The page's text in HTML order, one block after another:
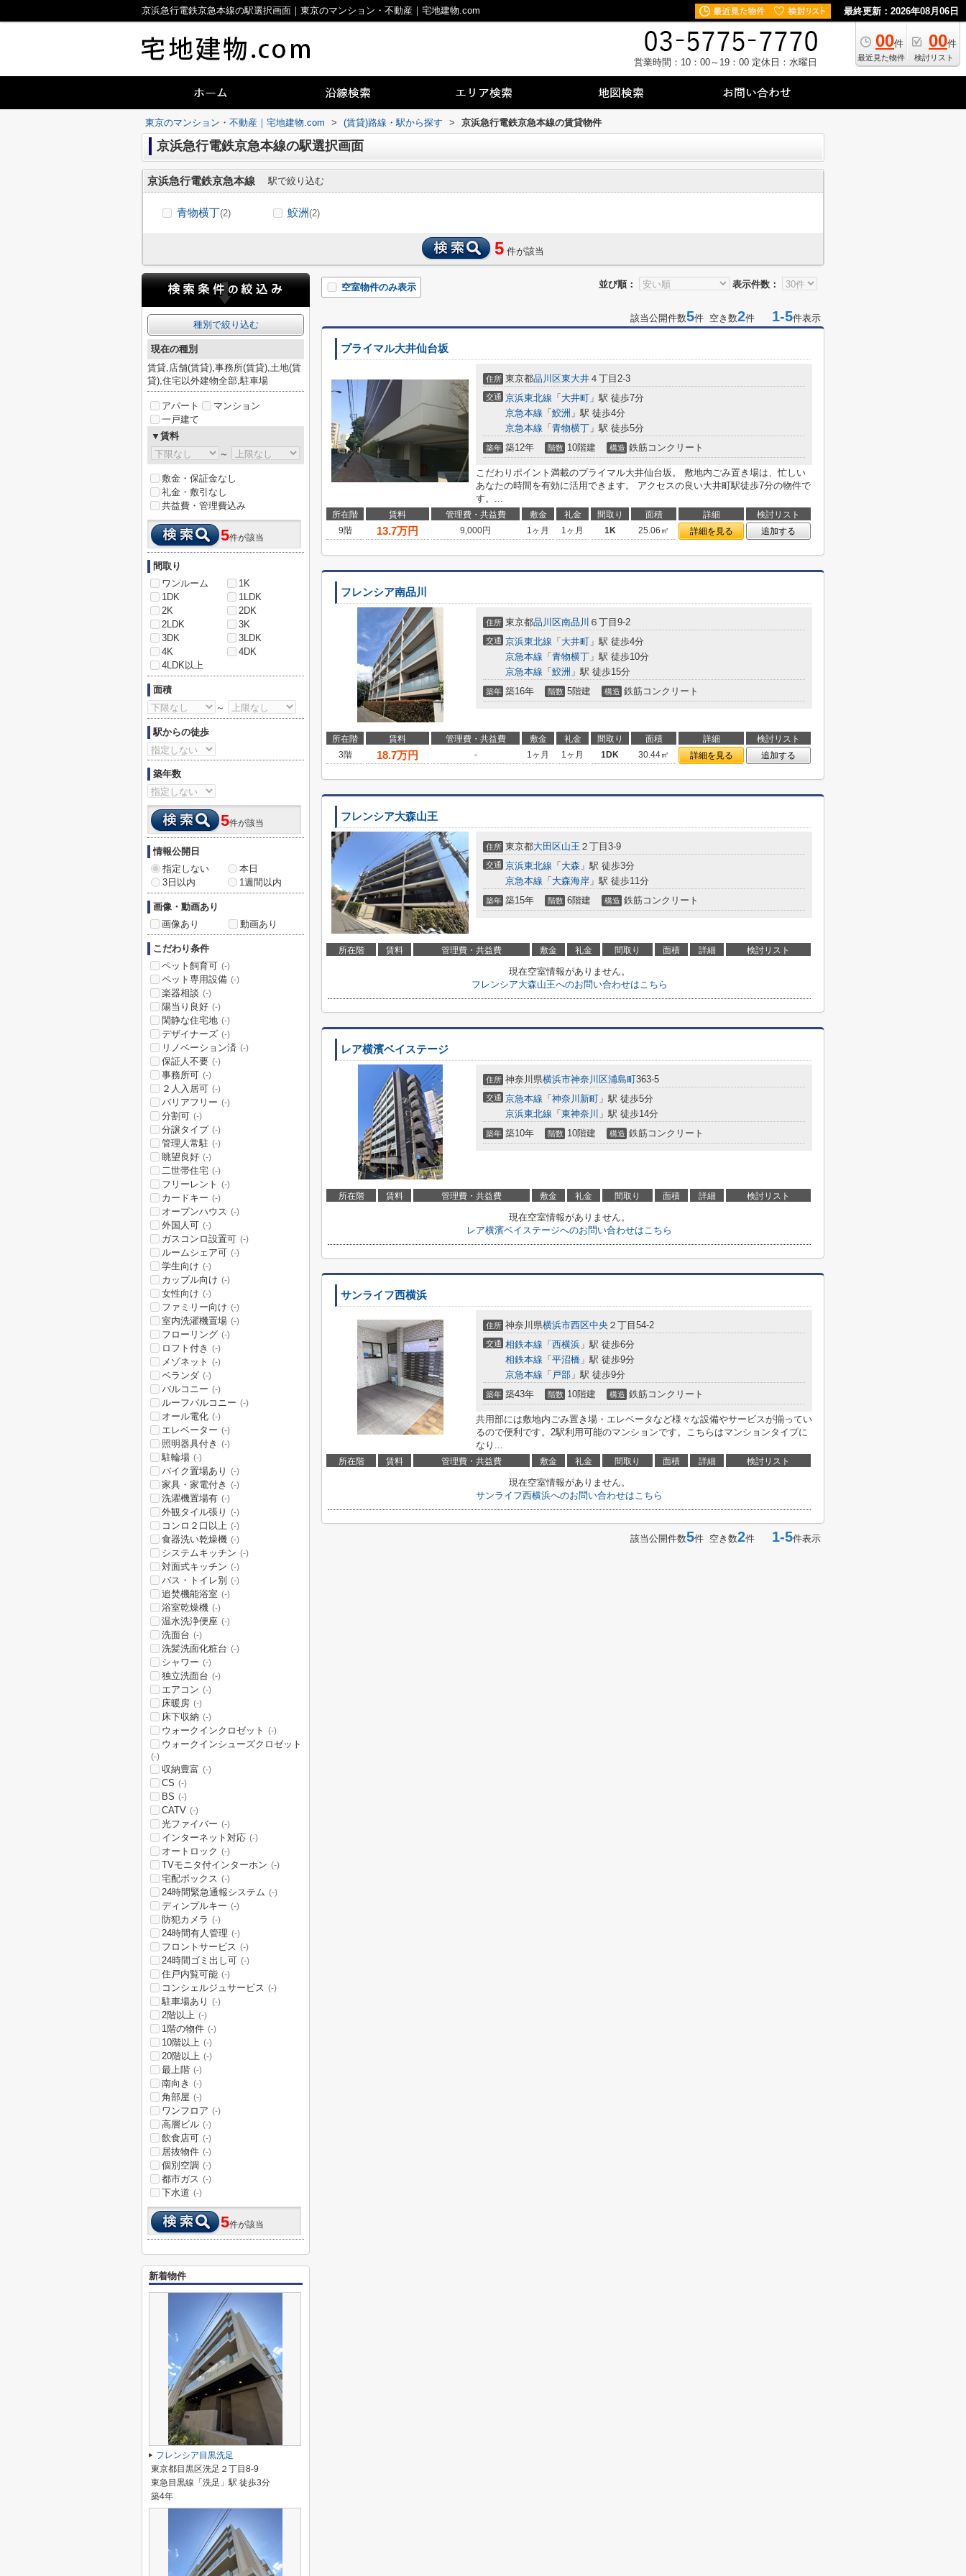
京浜急行電鉄京急本線の駅選択画面｜東京のマンション・不動産｜宅地建物.com 最終更新：2026年08月06日
00件
最近見た物件
00件
検討リスト
営業時間：10：00～19：00 定休日：水曜日
東京のマンション・不動産｜宅地建物.com > (賃貸)路線・駅から探す > 京浜急行電鉄京急本線の賃貸物件
京浜急行電鉄京急本線の駅選択画面
京浜急行電鉄京急本線 駅で絞り込む
青物横丁(2) 鮫洲 (2)
5 件が該当
並び順： 表示件数：
空室物件のみ表示
該当公開件数5件 空き数2件 1-5件表示
プライマル大井仙台坂
住所 東京都品川区東大井 ４丁目2-3
交通 京浜東北線 「 大井町 」駅 徒歩7分
京急本線 「 鮫洲 」駅 徒歩4分
京急本線 「 青物横丁 」駅 徒歩5分
築年 築12年 階数 10階建 構造 鉄筋コンクリート
こだわりポイント満載のプライマル大井仙台坂。 敷地内ごみ置き場は、忙しい
あなたの時間を有効に活用できます。 アクセスの良い大井町駅徒歩7分の物件で
す。...
所在階 賃料 管理費・共益費 敷金 礼金 間取り 面積 詳細
検討リスト
9階
13.7万円 9,000円 1ヶ月 1ヶ月 1K 25.06㎡ 詳細を見る 追加する
フレンシア南品川
住所 東京都品川区南品川 ６丁目9-2
交通 京浜東北線 「 大井町 」駅 徒歩4分
京急本線 「 青物横丁 」駅 徒歩10分
京急本線 「 鮫洲 」駅 徒歩15分
築年 築16年 階数 5階建 構造 鉄筋コンクリート
所在階 賃料 管理費・共益費 敷金 礼金 間取り 面積 詳細
検討リスト
3階
18.7万円 - 1ヶ月 1ヶ月 1DK 30.44㎡ 詳細を見る 追加する
フレンシア大森山王
住所 東京都大田区山王 ２丁目3-9
交通 京浜東北線 「 大森 」駅 徒歩3分
京急本線 「 大森海岸 」駅 徒歩11分
築年 築15年 階数 6階建 構造 鉄筋コンクリート
所在階 賃料 管理費・共益費 敷金 礼金 間取り 面積 詳細 検討リスト
現在空室情報がありません。
フレンシア大森山王へのお問い合わせはこちら
レア横濱ベイステージ
住所 神奈川県横浜市神奈川区浦島町363-5
交通 京急本線 「 神奈川新町 」駅 徒歩5分
京浜東北線 「 東神奈川 」駅 徒歩14分
築年 築10年 階数 10階建 構造 鉄筋コンクリート
所在階 賃料 管理費・共益費 敷金 礼金 間取り 面積 詳細 検討リスト
現在空室情報がありません。
レア横濱ベイステージへのお問い合わせはこちら
サンライフ西横浜
住所 神奈川県横浜市西区中央 ２丁目54-2
交通 相鉄本線 「 西横浜 」駅 徒歩6分
相鉄本線 「 平沼橋 」駅 徒歩9分
京急本線 「 戸部 」駅 徒歩9分
築年 築43年 階数 10階建 構造 鉄筋コンクリート
共用部には敷地内ごみ置き場・エレベータなど様々な設備やサービスが揃ってい
るので便利です。2駅利用可能のマンションです。こちらはマンションタイプに
なり...
所在階 賃料 管理費・共益費 敷金 礼金 間取り 面積 詳細 検討リスト
現在空室情報がありません。
サンライフ西横浜へのお問い合わせはこちら
該当公開件数5件 空き数2件 1-5件表示
種別で絞り込む
現在の種別
賃貸,店舗(賃貸),事務所(賃貸),土地(賃
貸),住宅以外建物全部,駐車場
アパート
マンション
一戸建て
▼賃料
～
敷金・保証金なし
礼金・敷引なし
共益費・管理費込み
5件が該当
間取り
ワンルーム
1K
1DK
1LDK
2K
2DK
2LDK
3K
3DK
3LDK
4K
4DK
4LDK以上
面積
～
駅からの徒歩
築年数
5件が該当
情報公開日
指定しない
本日
3日以内
1週間以内
画像・動画あり
画像あり
動画あり
こだわり条件
ペット飼育可 (-)
ペット専用設備 (-)
楽器相談 (-)
陽当り良好 (-)
閑静な住宅地 (-)
デザイナーズ (-)
リノベーション済 (-)
保証人不要 (-)
事務所可 (-)
２人入居可 (-)
バリアフリー (-)
分割可 (-)
分譲タイプ (-)
管理人常駐 (-)
眺望良好 (-)
二世帯住宅 (-)
フリーレント (-)
カードキー (-)
オープンハウス (-)
外国人可 (-)
ガスコンロ設置可 (-)
ルームシェア可 (-)
学生向け (-)
カップル向け (-)
女性向け (-)
ファミリー向け (-)
室内洗濯機置場 (-)
フローリング (-)
ロフト付き (-)
メゾネット (-)
ベランダ (-)
バルコニー (-)
ルーフバルコニー (-)
オール電化 (-)
エレベーター (-)
照明器具付き (-)
駐輪場 (-)
バイク置場あり (-)
家具・家電付き (-)
洗濯機置場有 (-)
外観タイル張り (-)
コンロ２口以上 (-)
食器洗い乾燥機 (-)
システムキッチン (-)
対面式キッチン (-)
バス・トイレ別 (-)
追焚機能浴室 (-)
浴室乾燥機 (-)
温水洗浄便座 (-)
洗面台 (-)
洗髪洗面化粧台 (-)
シャワー (-)
独立洗面台 (-)
エアコン (-)
床暖房 (-)
床下収納 (-)
ウォークインクロゼット (-)
ウォークインシューズクロゼット
(-)
収納豊富 (-)
CS (-)
BS (-)
CATV (-)
光ファイバー (-)
インターネット対応 (-)
オートロック (-)
TVモニタ付インターホン (-)
宅配ボックス (-)
24時間緊急通報システム (-)
ディンプルキー (-)
防犯カメラ (-)
24時間有人管理 (-)
フロントサービス (-)
24時間ゴミ出し可 (-)
住戸内覧可能 (-)
コンシェルジュサービス (-)
駐車場あり (-)
2階以上 (-)
1階の物件 (-)
10階以上 (-)
20階以上 (-)
最上階 (-)
南向き (-)
角部屋 (-)
ワンフロア (-)
高層ビル (-)
飲食店可 (-)
居抜物件 (-)
個別空調 (-)
都市ガス (-)
下水道 (-)
5件が該当
新着物件
フレンシア目黒洗足
東京都目黒区洗足２丁目8-9
東急目黒線「洗足」駅 徒歩3分
築4年